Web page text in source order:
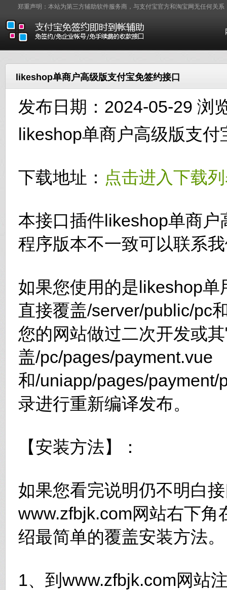
郑重声明：本站为第三方辅助软件服务商，与支付宝官方和淘宝网无任何关
likeshop单商户高级版支付宝免签约接口
发布日期：2024-05-29 浏
likeshop单商户高级版支
下载地址： 点击进入下载
本接口插件likeshop单商
程序版本不一致可以联系
如果您使用的是likeshop
直接覆盖/server/public/pc
您的网站做过二次开发或
盖/pc/pages/payment.vue
和/uniapp/pages/
录进行重新编译发布。
【安装方法】：
如果您看完说明仍不明白
www.zfbjk.com网站右下
绍最简单的覆盖安装方法。
1、到www.zfbjk.com网站